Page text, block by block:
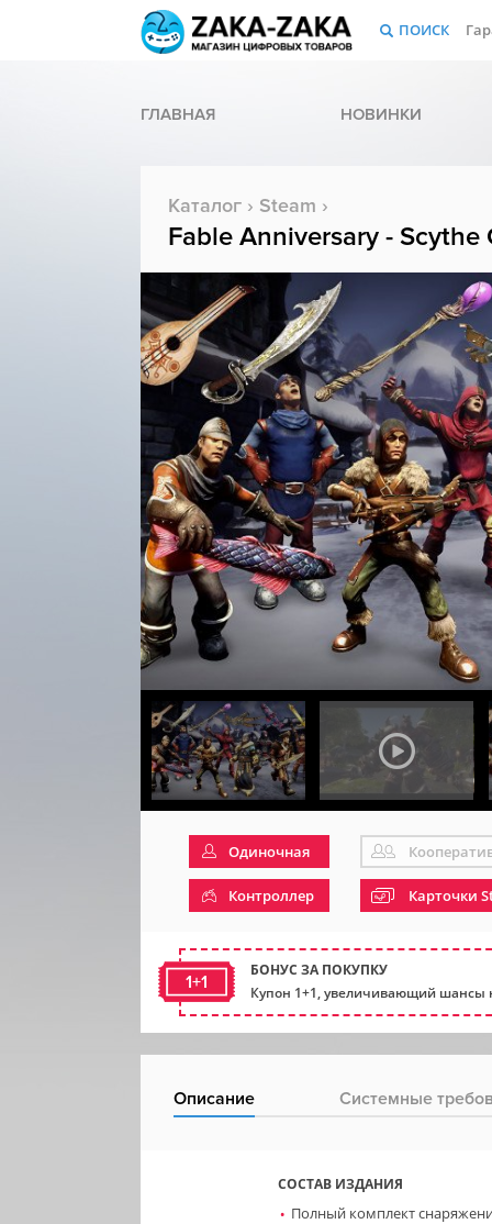
ПОИСК
ГЛАВНАЯ НОВИНКИ
Каталог › Steam ›
Fable Anniversary -
Одиночная
Контроллер Карточки
1+1
БОНУС ЗА ПОКУПКУ
Купон 1+1, увеличивающий шансы
Описание Системные
СОСТАВ ИЗДАНИЯ
Полный комплект